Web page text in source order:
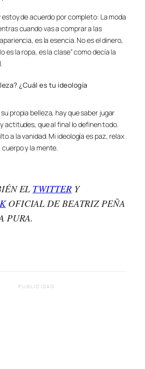
estoy de acuerdo por completo: La moda
cuando vas a comprar a las
es la esencia. No es el dinero,
es la ropa, es la clase” como decía la
¿Cuál es tu ideología
propia belleza, hay que saber jugar
actitudes, que al final lo definen todo.
a la vanidad. Mi ideología es paz, relax
y la mente.
EL TWITTERY
OFICIAL DE BEATRIZ PEÑA
PURA.
PUBLICIDAD